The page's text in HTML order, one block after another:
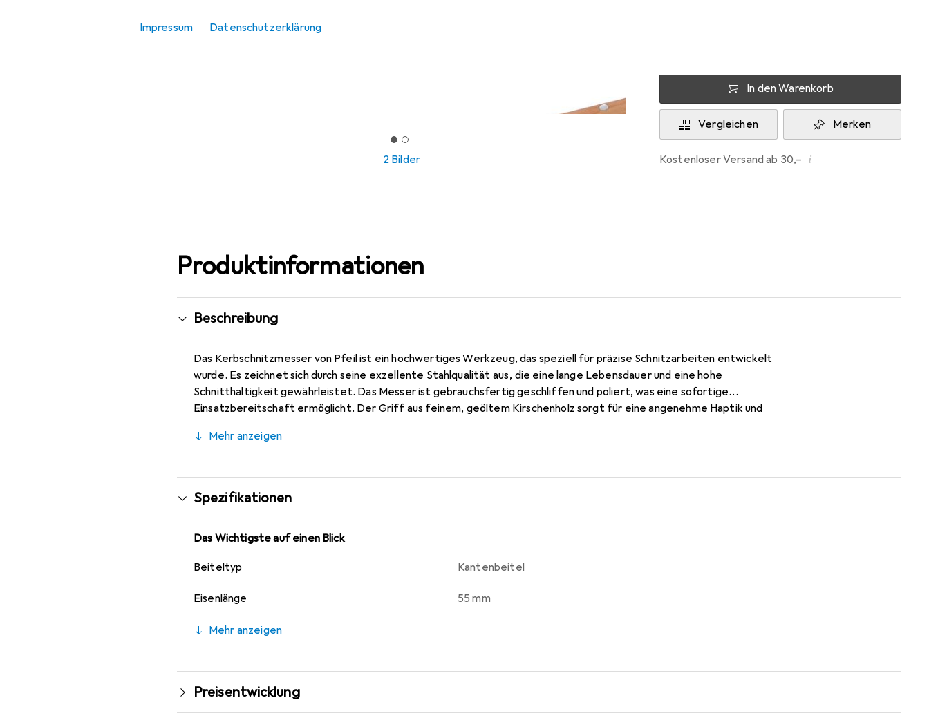
Impressum Datenschutzerklärung
2 Bilder
In den Warenkorb
Vergleichen Merken
Kostenloser Versand ab 30,– i
Produktinformationen
Beschreibung
Das Kerbschnitzmesser von Pfeil ist ein hochwertiges Werkzeug, das speziell für präzise Schnitzarbeiten entwickelt
wurde. Es zeichnet sich durch seine exzellente Stahlqualität aus, die eine lange Lebensdauer und eine hohe
Schnitthaltigkeit gewährleistet. Das Messer ist gebrauchsfertig geschliffen und poliert, was eine sofortige
Einsatzbereitschaft ermöglicht. Der Griff aus feinem, geöltem Kirschenholz sorgt für eine angenehme Haptik und
und Präzision legen.
Mehr anzeigen
Spezifikationen
Das Wichtigste auf einen Blick
Beiteltyp Kantenbeitel
Eisenlänge 55 mm
Mehr anzeigen
Preisentwicklung